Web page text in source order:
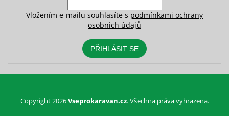
Vložením e-mailu souhlasíte s podmínkami ochrany
osobních údajů
PŘIHLÁSIT SE
Copyright 2026Vseprokaravan.cz. Všechna práva vyhrazena.